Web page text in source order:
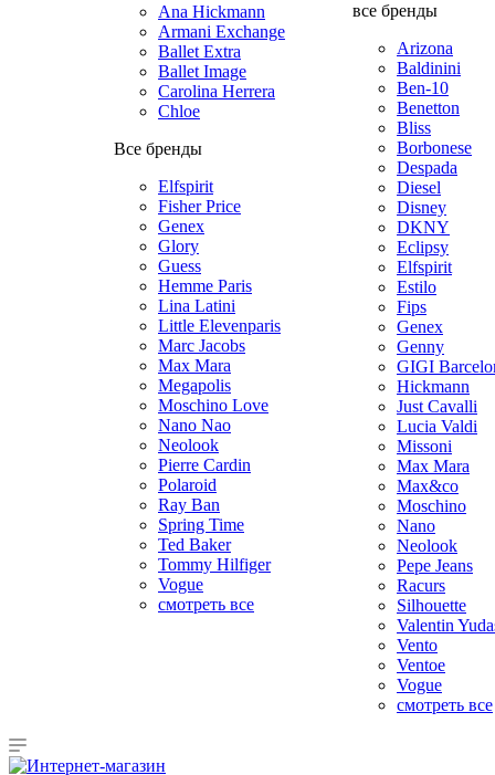
Ana Hickmann
Armani Exchange
Ballet Extra
Ballet Image
Carolina Herrera
Chloe
Все бренды
Elfspirit
Fisher Price
Genex
Glory
Guess
Hemme Paris
Lina Latini
Little Elevenparis
Marc Jacobs
Max Mara
Megapolis
Moschino Love
Nano Nao
Neolook
Pierre Cardin
Polaroid
Ray Ban
Spring Time
Ted Baker
Tommy Hilfiger
Vogue
смотреть все
все бренды
Arizona
Baldinini
Ben-10
Benetton
Bliss
Borbonese
Despada
Diesel
Disney
DKNY
Eclipsy
Elfspirit
Estilo
Fips
Genex
Genny
GIGI
Hickmann
Just Cavalli
Lucia Valdi
Missoni
Max Mara
Max&co
Moschino
Nano
Neolook
Pepe Jeans
Racurs
Silhouette
Valentin
Vento
Ventoe
Vogue
смотреть все